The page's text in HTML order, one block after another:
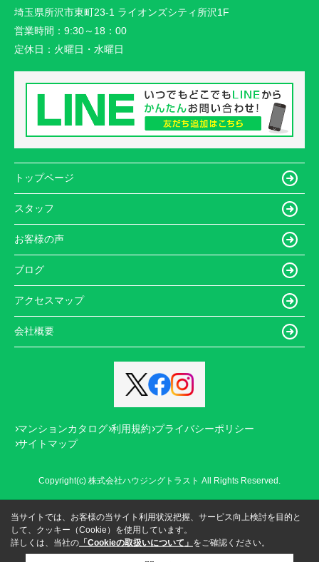
埼玉県所沢市東町23-1 ライオンズシティ所沢1F
営業時間： 9:30～18：00
定休日： 火曜日・水曜日
トップページ
スタッフ
お客様の声
ブログ
アクセスマップ
会社概要
マンションカタログ 利用規約 プライバシーポリシー
サイトマップ
Copyright(c) 株式会社ハウジングトラスト All Rights Reserved.
当サイトでは、お客様の当サイト利用状況把握、サービス向上検討を目的と
して、クッキー（Cookie）を使用しています。
詳しくは、当社の 「Cookieの取扱いについて」 をご確認ください。